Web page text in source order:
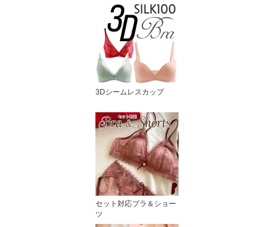
3Dシームレスカップ
セット対応ブラ＆ショー
ツ